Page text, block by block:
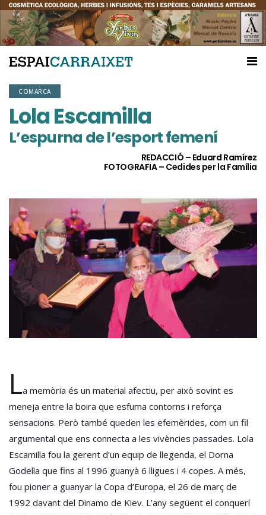
COMARCA
Lola Escamilla
L’espurna de l’esport femení
REDACCIÓ – Eduard Ramírez
FOTOGRAFIA – Cedides per la Família
La memòria és un material afectiu, per això sovint es
meneja entre la boira que esfuma contorns i reforça
sensacions. Però també queden les efemèrides, com un fil
argumental que ens connecta a les vivències passades. Lola
Escamilla fou la gerent d’un equip de llegenda, el Dorna
Godella que fins al 1996 guanyà 6 lligues i 4 copes. A més,
fou pioner a guanyar la Copa d’Europa, el 26 de març de
1992 davant del Dinamo de Kiev. L’any següent el conquerí